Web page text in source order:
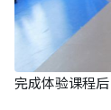
完成体验课程